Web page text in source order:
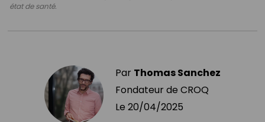
état de santé.
Par Thomas Sanchez
Fondateur de CROQ
Le 20/04/2025